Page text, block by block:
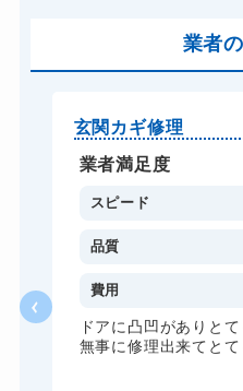
スーツケースカギ開け
ロッカーカギ開け
ドアノブカギ開け
ドアノブカギ交換
業者
玄関カギ修理
業者満足度
スピード
品質
費用
ドアに凸凹がありと
無事に修理出来てと